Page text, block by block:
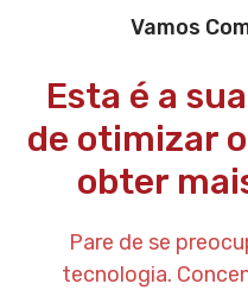
Vamos
Esta é a
de otimizar
obter
Pare de se
tecnologia.